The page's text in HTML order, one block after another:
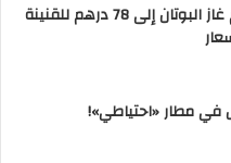
الدولة ترفع دعم غاز البوتان إلى 78 درهم للقنينة
في مطار «احتياطي»!